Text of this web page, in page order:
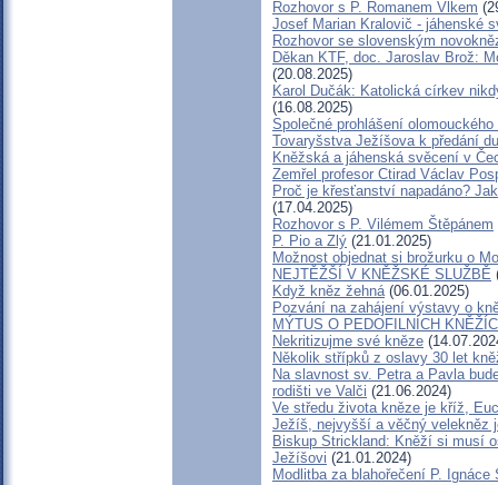
Rozhovor s P. Romanem Vlkem
Josef Marian Kralovič - jáhenské
Rozhovor se slovenským
Děkan KTF, doc. Jaroslav Brož:
(20.08.2025)
Karol Dučák: Katolická církev
(16.08.2025)
Společné prohlášení
Tovaryšstva Ježíšova k předání
Kněžská a jáhenská svěcení v
Zemřel profesor Ctirad Václav
Proč je křesťanství napadáno?
(17.04.2025)
Rozhovor s P. Vilémem Štěpánem
P. Pio a Zlý (21.01.2025)
Možnost objednat si brožurku o
NEJTĚŽŠÍ V KNĚŽSKÉ SLUŽBĚ
Když kněz žehná(06.01.2025)
Pozvání na zahájení výstavy o
MÝTUS O PEDOFILNÍCH
Nekritizujme své kněze
Několik střípků z oslavy 30 let
Na slavnost sv. Petra a Pavla
rodišti ve Valči (21.06.2024)
Ve středu života kněze je kříž,
Ježíš, nejvyšší a věčný velekněz
Biskup Strickland: Kněží si musí
Ježíšovi (21.01.2024)
Modlitba za blahořečení P. Ignáce